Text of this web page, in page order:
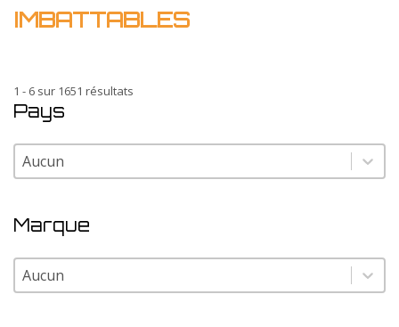
IMBATTABLES
1 - 6 sur 1651 résultats
Pays
Pays
Pays
Marque
Marque
Marque